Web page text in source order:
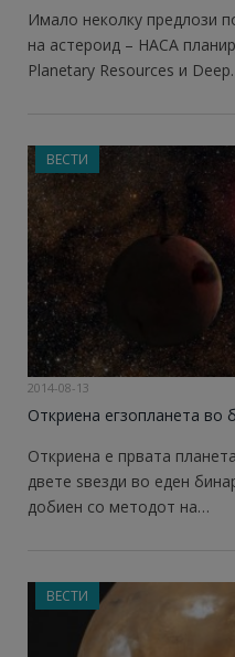
Имало неколку предлози
на астероид – НАСА
Planetary Resources и
ВЕСТИ
2014-08-13
Откриена егзопланета во
Откриена е првата
двете ѕвезди во еден
добиен со методот на…
ВЕСТИ